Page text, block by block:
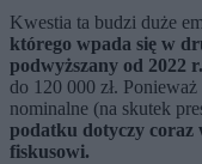
Kwestia ta budzi duże
którego wpada się w
podwyższany od 2022 r.
do 120 000 zł.
nominalne (na skutek
podatku dotyczy coraz
fiskusowi.